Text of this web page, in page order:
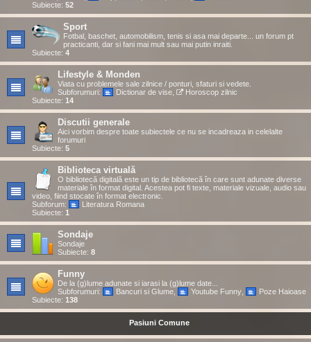
Subiecte: 52
Sport
Fotbal, baschet, automobilism, tenis si asa mai departe... un forum pt
practicanti, dar si fani mai mult sau mai putin inraiti.
Subiecte: 4
Lifestyle & Monden
Viata cu problemele sale zilnice / ponturi, sfaturi si vedete.
Subforumuri:
Dictionar de vise,
Horoscop zilnic
Subiecte: 14
Discutii generale
Aici vorbim despre toate subiectele ce nu se incadreaza in celelalte
forumuri
Subiecte: 5
Biblioteca virtuală
O bibliotecă digitală este un tip de bibliotecă în care sunt adunate diverse
materiale în format digital. Acestea pot fi texte, materiale vizuale, audio sau
video, fiind stocate în format electronic.
Subforum:
Literatura Romana
Subiecte: 1
Sondaje
Sondaje
Subiecte: 8
Funny
De la (g)lume adunate si iarasi la (g)lume date...
Subforumuri:
Bancuri si Glume, Youtube Funny,
Poze Haioase
Subiecte: 138
Pasiuni Comune